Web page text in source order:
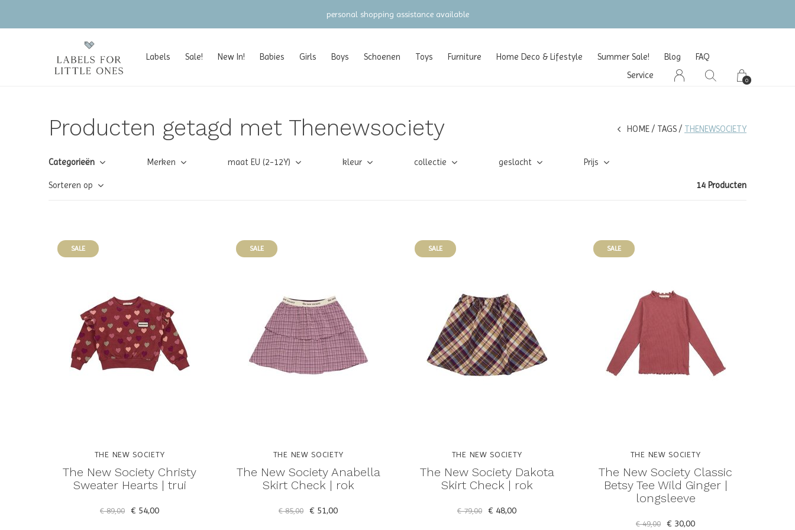
Labels Sale! New In! Babies Girls Boys Schoenen Toys Furniture Home Deco & Lifestyle Summer Sale! Blog
FAQ
Service
0
gratis verzending vanaf €100 (NL/BE/DE)
Producten getagd met Thenewsociety HOME TAGS THENEWSOCIETY
Categorieën Merken maat EU (2-12Y) kleur collectie geslacht Prijs
Sorteren op 14 Producten
SALE
THE NEW SOCIETY
The New Society Christy
Sweater Hearts | trui
€ 89,00 € 54,00
SALE
THE NEW SOCIETY
The New Society Anabella
Skirt Check | rok
€ 85,00 € 51,00
SALE
THE NEW SOCIETY
The New Society Dakota
Skirt Check | rok
€ 79,00 € 48,00
SALE
THE NEW SOCIETY
The New Society Classic
Betsy Tee Wild Ginger |
longsleeve
€ 49,00 € 30,00